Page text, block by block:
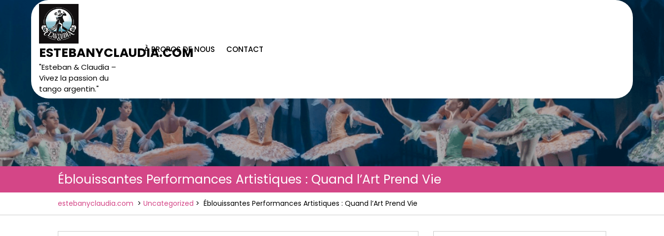
ESTEBANYCLAUDIA.COM
"Esteban & Claudia –
Vivez la passion du
tango argentin."
À PROPOS DE NOUS CONTACT
Éblouissantes Performances Artistiques : Quand l’Art Prend Vie
estebanyclaudia.com > Uncategorized > Éblouissantes Performances Artistiques : Quand l’Art Prend Vie